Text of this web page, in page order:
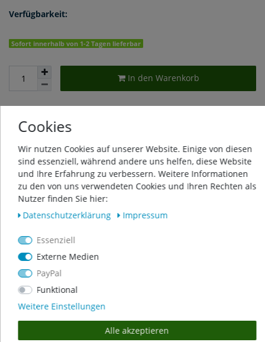
Verfügbarkeit:
Sofort innerhalb von 1-2 Tagen lieferbar
In den Warenkorb
Wunschliste
* inkl. ges. MwSt. zzgl. Versandkosten
Weitere Details
Produktsicherheit
mit 2 Klebemuffen Ø 50 mm
Cookies
Wir nutzen Cookies auf unserer Website. Einige von diesen
sind essenziell, während andere uns helfen, diese Website
und Ihre Erfahrung zu verbessern. Weitere Informationen
zu den von uns verwendeten Cookies und Ihren Rechten als
Nutzer finden Sie hier:
Daten­schutz­erklärung
Impressum
Essenziell
Externe Medien
PayPal
Funktional
Weitere Einstellungen
Alle akzeptieren